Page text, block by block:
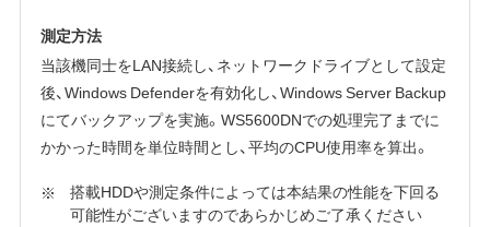
測定方法
当該機同士をLAN接続し、ネットワークドライブとして設定
後、Windows Defenderを有効化し、Windows Server Backup
にてバックアップを実施。WS5600DNでの処理完了までに
かかった時間を単位時間とし、平均のCPU使用率を算出。
搭載HDDや測定条件によっては本結果の性能を下回る
可能性がございますのであらかじめご了承ください